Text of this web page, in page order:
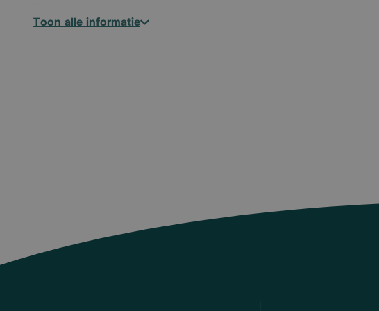
toon alle informatie